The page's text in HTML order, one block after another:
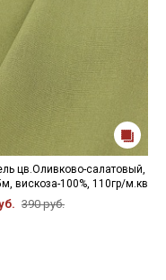
цв.Оливково-салатовый,
вискоза-100%, 110гр/м.кв
390 руб.